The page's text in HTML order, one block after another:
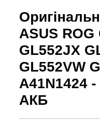
ASUS ROG
GL552JX
GL552VW
A41N1424
АКБ